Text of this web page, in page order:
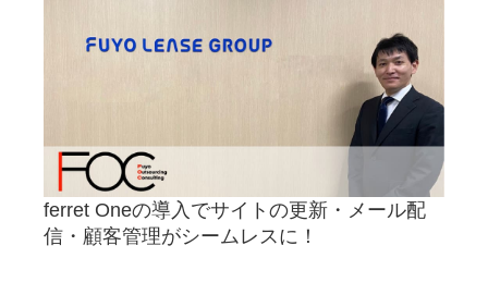
ferret Oneの導入でサイトの更新・メール配
信・顧客管理がシームレスに！